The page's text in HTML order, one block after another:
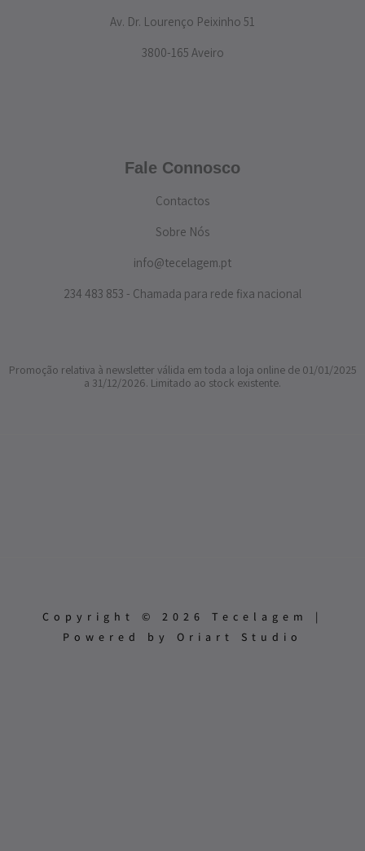
Av. Dr. Lourenço Peixinho 51
3800-165 Aveiro
Fale Connosco
Contactos
Sobre Nós
info@tecelagem.pt
234 483 853 - Chamada para rede fixa nacional
Promoção relativa à newsletter válida em toda a loja online de 01/01/2025
a 31/12/2026. Limitado ao stock existente.
Copyright © 2026 Tecelagem |
Powered by Oriart Studio